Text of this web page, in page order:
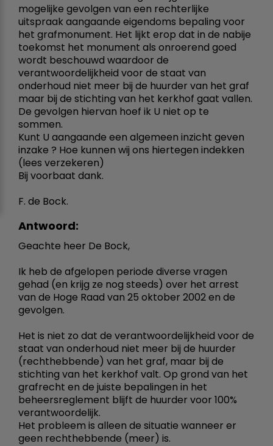
mogelijke gevolgen van een rechterlijke
uitspraak aangaande eigendoms bepaling voor
het grafmonument. Het lijkt erop dat in de nabije
toekomst het monument als onroerend goed
wordt beschouwd waardoor de
verantwoordelijkheid voor de staat van
onderhoud niet meer bij de huurder van het graf
maar bij de stichting van het kerkhof gaat vallen.
De gevolgen hiervan hoef ik U niet op te
sommen.
Kunt U aangaande een algemeen inzicht geven
inzake ? Hoe kunnen wij ons hiertegen indekken
(lees verzekeren)
Bij voorbaat dank.
F. de Bock.
Antwoord:
Geachte heer De Bock,
Ik heb de afgelopen periode diverse vragen
gehad (en krijg ze nog steeds) over het arrest
van de Hoge Raad van 25 oktober 2002 en de
gevolgen.
Het is niet zo dat de verantwoordelijkheid voor de
staat van onderhoud niet meer bij de huurder
(rechthebbende) van het graf, maar bij de
stichting van het kerkhof valt. Op grond van het
grafrecht en de juiste bepalingen in het
beheersreglement blijft de huurder voor 100%
verantwoordelijk.
Het probleem is alleen de situatie wanneer er
geen rechthebbende (meer) is.